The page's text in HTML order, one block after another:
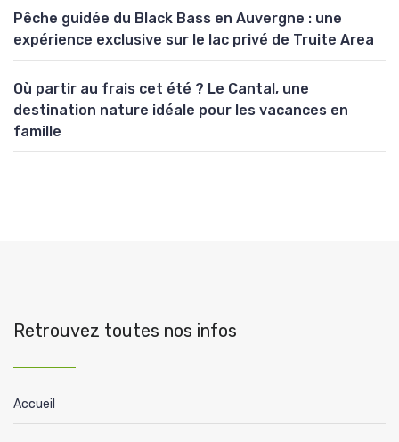
Pêche guidée du Black Bass en Auvergne : une
expérience exclusive sur le lac privé de Truite Area
Où partir au frais cet été ? Le Cantal, une
destination nature idéale pour les vacances en
famille
Retrouvez toutes nos infos
Accueil